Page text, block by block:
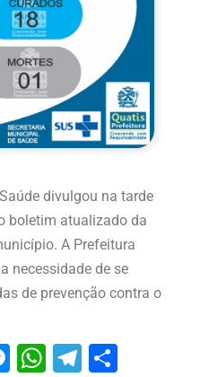
divulgou na tarde
boletim atualizado da
A Prefeitura
necessidade de se
de prevenção contra o
Messenger
WhatsApp
Telegram